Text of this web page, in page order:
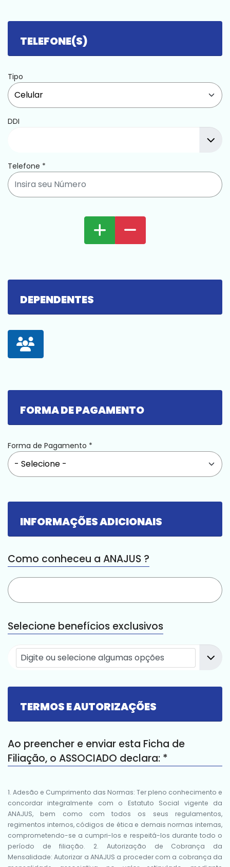
TELEFONE(S)
Tipo
DDI
Telefone *
DEPENDENTES
FORMA DE PAGAMENTO
Forma de Pagamento *
INFORMAÇÕES ADICIONAIS
Como conheceu a ANAJUS ?
Selecione benefícios exclusivos
TERMOS E AUTORIZAÇÕES
Ao preencher e enviar esta Ficha de
Filiação, o ASSOCIADO declara: *
1. Adesão e Cumprimento das Normas: Ter pleno conhecimento e
concordar integralmente com o Estatuto Social vigente da
ANAJUS, bem como com todos os seus regulamentos,
regimentos internos, códigos de ética e demais normas internas,
comprometendo-se a cumpri-los e respeitá-los durante todo o
período de filiação. 2. Autorização de Cobrança da
Mensalidade: Autorizar a ANAJUS a proceder com a cobrança da